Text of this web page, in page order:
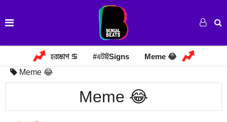
হরস্কোপ ♋ #এটাইSigns
Meme 😂
Meme 😂
Meme 😂